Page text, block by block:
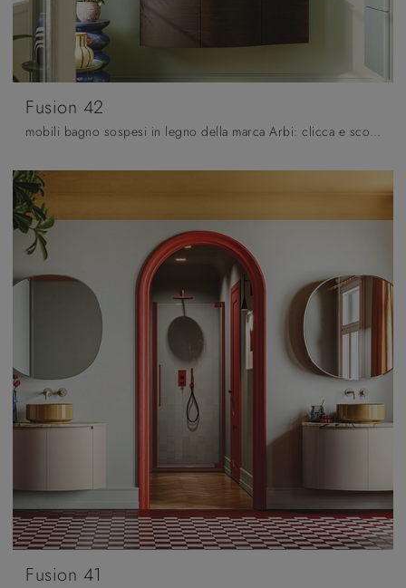
Fusion 42
mobili bagno sospesi in legno della marca Arbi: clicca e scopri l'arredo bagno moderno Fusion 42 per il bagno di casa.
Fusion 41